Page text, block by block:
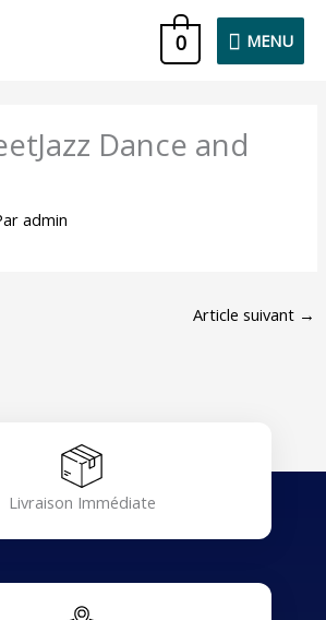
MENU
MENU
0
Dance and
admin
Article suivant →
Livraison Immédiate